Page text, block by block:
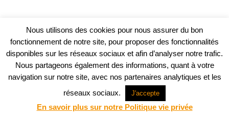
Nous utilisons des cookies pour nous assurer du bon
fonctionnement de notre site, pour proposer des fonctionnalités
disponibles sur les réseaux sociaux et afin d’analyser notre trafic.
Nous partageons également des informations, quant à votre
navigation sur notre site, avec nos partenaires analytiques et les
réseaux sociaux.
J'accepte
En savoir plus sur notre Politique vie privée